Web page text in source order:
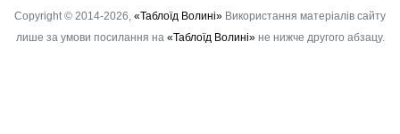
Copyright © 2014-2026, «Таблоїд Волині» Використання матеріалів сайту
лише за умови посилання на «Таблоїд Волині»не нижче другого абзацу.